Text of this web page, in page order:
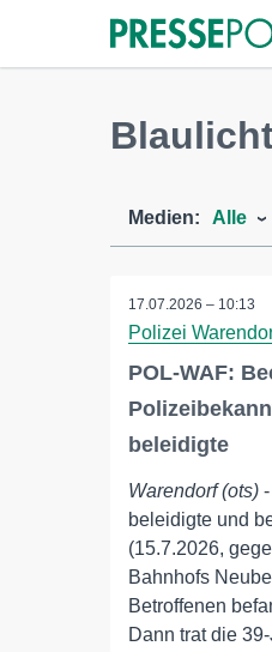
Medien: Alle
17.07.2026 – 10:13
Polizei
POL-WAF:
beleidigte
Warendorf (ots)
beleidigte und
(15.7.2026,
Bahnhofs
Betroffenen
Dann trat die